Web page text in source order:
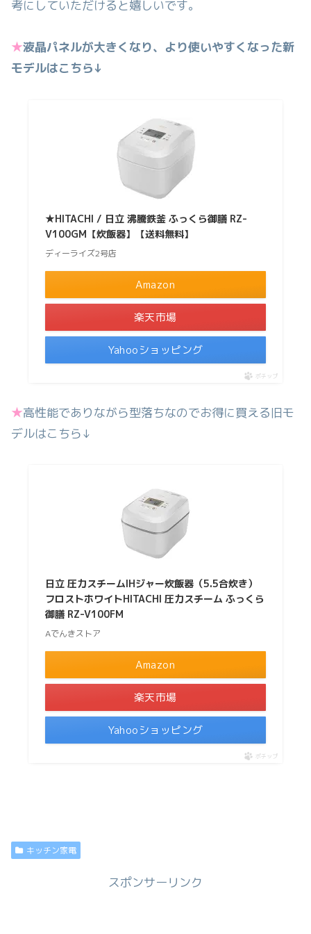
考にしていただけると嬉しいです。
★液晶パネルが大きくなり、より使いやすくなった新
モデルはこちら↓
★HITACHI / 日立 沸騰鉄釜 ふっくら御膳 RZ-
V100GM【炊飯器】【送料無料】
ディーライズ2号店
Amazon
楽天市場
Yahooショッピング
ポチップ
★高性能でありながら型落ちなのでお得に買える旧モ
デルはこちら↓
日立 圧力スチームIHジャー炊飯器（5.5合炊き）
フロストホワイトHITACHI 圧力スチーム ふっくら
御膳 RZ-V100FM
Aでんきストア
Amazon
楽天市場
Yahooショッピング
ポチップ
キッチン家電
スポンサーリンク